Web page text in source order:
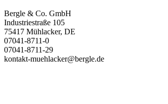
Bergle & Co. GmbH
Industriestraße 105
75417 Mühlacker, DE
07041-8711-0
07041-8711-29
kontakt-muehlacker@bergle.de